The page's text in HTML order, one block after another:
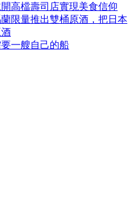
高檔壽司店實現美食信仰
限量推出雙桶原酒，把日本
一艘自己的船